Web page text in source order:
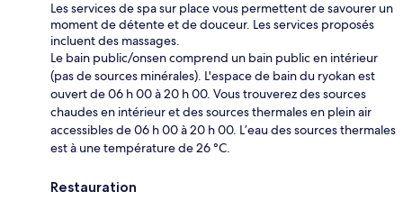
Les services de spa sur place vous permettent de savourer un
moment de détente et de douceur. Les services proposés
incluent des massages.
Le bain public/onsen comprend un bain public en intérieur
(pas de sources minérales). L'espace de bain du ryokan est
ouvert de 06 h 00 à 20 h 00. Vous trouverez des sources
chaudes en intérieur et des sources thermales en plein air
accessibles de 06 h 00 à 20 h 00. L’eau des sources thermales
est à une température de 26 °C.
Restauration